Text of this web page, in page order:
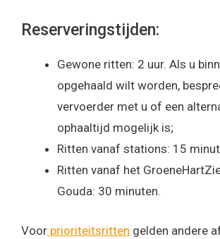
Reserveringstijden:
Gewone ritten: 2 uur. Als u
opgehaald wilt worden,
vervoerder met u of een
ophaaltijd mogelijk is;
Ritten vanaf stations: 15
Ritten vanaf het
Gouda: 30 minuten.
Voor prioriteitsritten gelden andere